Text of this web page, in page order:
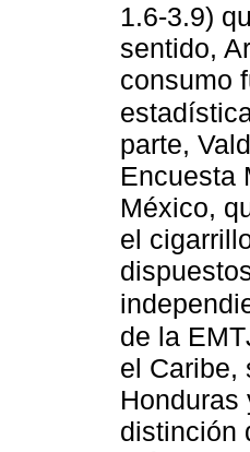
1.6-3.9)
sentido,
consumo
parte,
Encuesta
México,
el
de la
el Caribe,
Honduras
distinción